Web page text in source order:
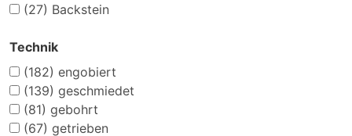
(27) Backstein
Technik
(182) engobiert
(139) geschmiedet
(81) gebohrt
(67) getrieben